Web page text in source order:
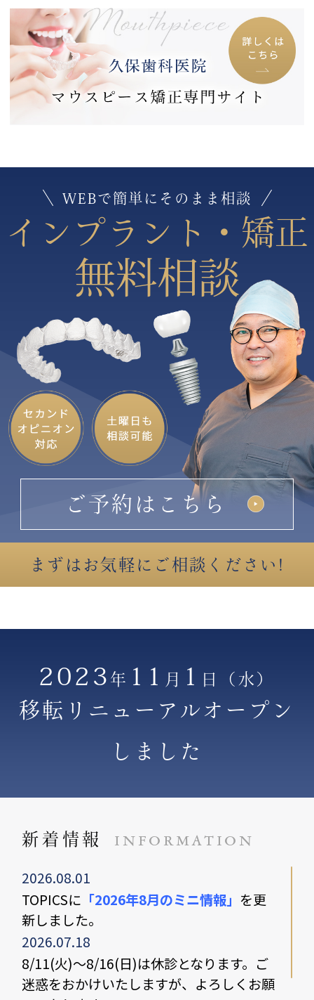
WEBで簡単にそのまま相談
インプラント・矯正
無料相談
ご予約はこちら
まずはお気軽にご相談ください!
2023 年 11 月 1 日 （水）
移転リニューアルオープン
しました
新着情報 INFORMATION
2026.08.01
TOPICSに 「2026年8月のミニ情報」 を更
新しました。
2026.07.18
8/11(火)〜8/16(日)は休診となります。ご
迷惑をおかけいたしますが、よろしくお願